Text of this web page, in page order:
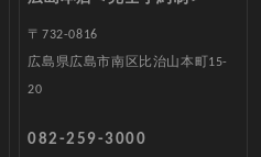
〒732-0816
広島県広島市南区比治山本町15-
20
082-259-3000